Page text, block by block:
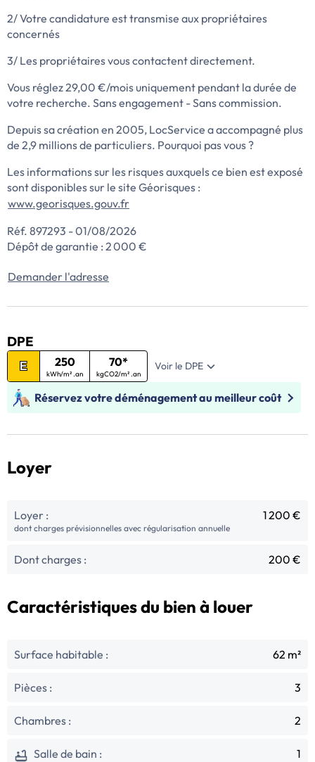
2/ Votre candidature est transmise aux propriétaires
concernés
3/ Les propriétaires vous contactent directement.
Vous réglez 29,00 €/mois uniquement pendant la durée de
votre recherche. Sans engagement - Sans commission.
Depuis sa création en 2005, LocService a accompagné plus
de 2,9 millions de particuliers. Pourquoi pas vous ?
Les informations sur les risques auxquels ce bien est exposé
sont disponibles sur le site Géorisques :
www.georisques.gouv.fr
Réf. 897293 - 01/08/2026
Dépôt de garantie : 2 000 €
Demander l'adresse
DPE
E 250
kWh/m² .an
70*
kgCO2/m² .an
Voir le DPE
Réservez votre déménagement au meilleur coût
Loyer
Loyer : 1 200 €
dont charges prévisionnelles avec régularisation annuelle
Dont charges : 200 €
Caractéristiques du bien à louer
Surface habitable : 62 m²
Pièces : 3
Chambres : 2
Salle de bain : 1